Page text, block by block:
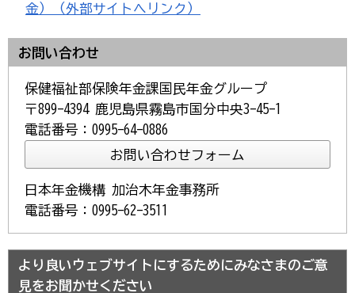
金）（外部サイトへリンク）
お問い合わせ
保健福祉部保険年金課国民年金グループ
〒899-4394 鹿児島県霧島市国分中央3-45-1
電話番号：0995-64-0886
日本年金機構 加治木年金事務所
電話番号：0995-62-3511
より良いウェブサイトにするためにみなさまのご意
見をお聞かせください